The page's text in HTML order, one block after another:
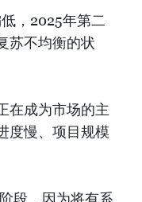
，2025年第二
苏不均衡的状
在成为市场的主
度慢、项目规模
段，因为将有系